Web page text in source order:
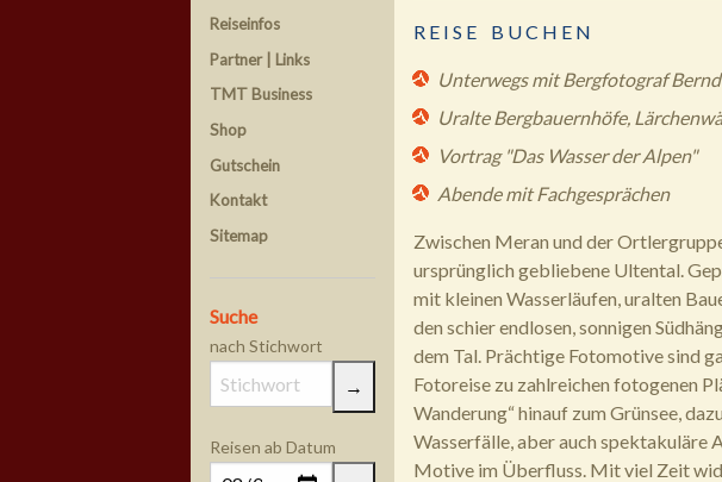
Reiseinfos
Partner | Links
TMT Business
Shop
Gutschein
Kontakt
Sitemap
Suche
nach Stichwort
Reisen ab Datum
R E I S E B U C H E N
Unterwegs mit Bergfotograf
Uralte Bergbauernhöfe,
Vortrag "Das Wasser der Alpen"
Abende mit Fachgesprächen
Zwischen Meran und der
ursprünglich gebliebene Ultental.
mit kleinen Wasserläufen, uralten
den schier endlosen, sonnigen
dem Tal. Prächtige Fotomotive sind
Fotoreise zu zahlreichen fotogenen
Wanderung“ hinauf zum Grünsee,
Wasserfälle, aber auch spektakuläre
Motive im Überfluss. Mit viel Zeit